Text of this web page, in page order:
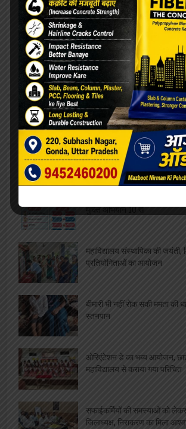
[covid-data]
खेल
मंडल के 52 लाख बच्चों को मिलेगी
महाविद्यालय संस्थापिका की जयंती,
बीमारी भी नहीं रोक सकी ममता की
ओरिएंटेशन डे का भब्य आयोजन,
सफाईकर्मियों की समस्याओं को